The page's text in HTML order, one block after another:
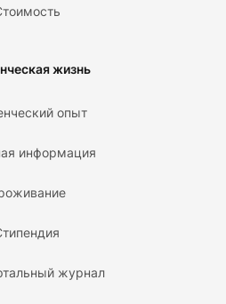
жизнь
опыт
информация
журнал